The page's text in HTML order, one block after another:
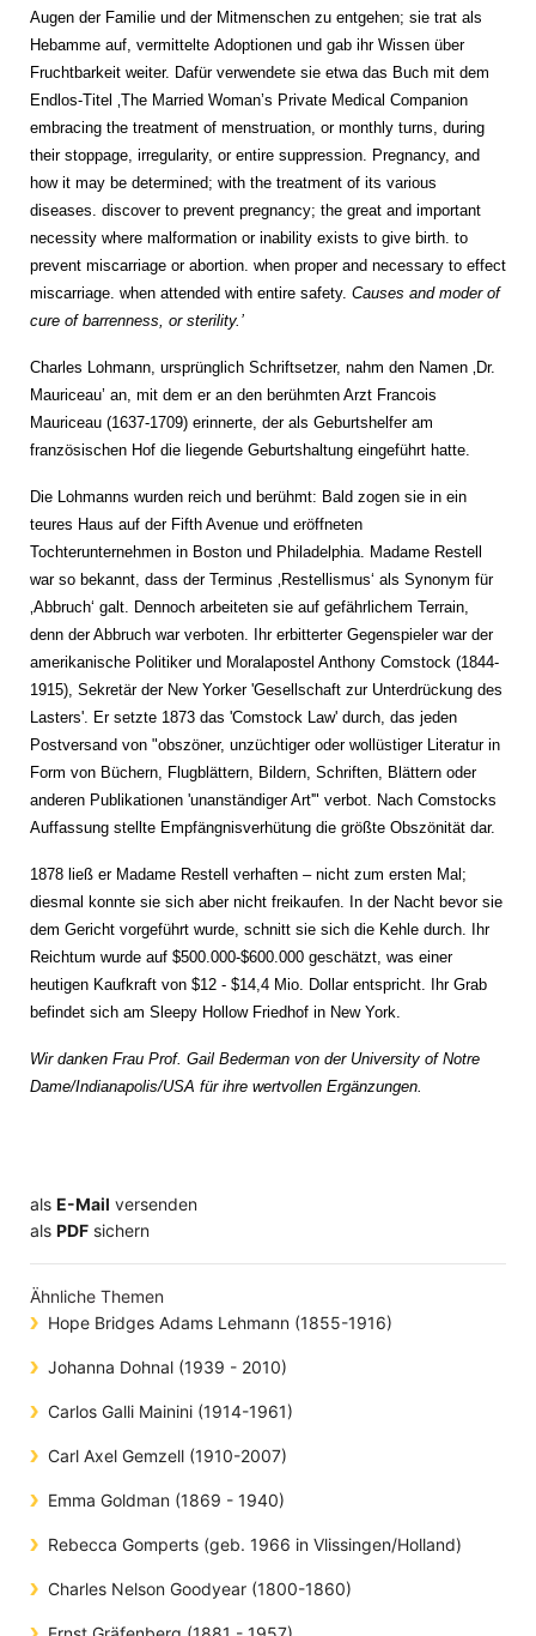
Augen der Familie und der Mitmenschen zu entgehen; sie trat als
Hebamme auf, vermittelte Adoptionen und gab ihr Wissen über
Fruchtbarkeit weiter. Dafür verwendete sie etwa das Buch mit dem
Endlos-Titel ‚The Married Woman’s Private Medical Companion
embracing the treatment of menstruation, or monthly turns, during
their stoppage, irregularity, or entire suppression. Pregnancy, and
how it may be determined; with the treatment of its various
diseases. discover to prevent pregnancy; the great and important
necessity where malformation or inability exists to give birth. to
prevent miscarriage or abortion. when proper and necessary to effect
miscarriage. when attended with entire safety. Causes and moder of
cure of barrenness, or sterility.’
Charles Lohmann, ursprünglich Schriftsetzer, nahm den Namen ‚Dr.
Mauriceau’ an, mit dem er an den berühmten Arzt Francois
Mauriceau (1637-1709) erinnerte, der als Geburtshelfer am
französischen Hof die liegende Geburtshaltung eingeführt hatte.
Die Lohmanns wurden reich und berühmt: Bald zogen sie in ein
teures Haus auf der Fifth Avenue und eröffneten
Tochterunternehmen in Boston und Philadelphia. Madame Restell
war so bekannt, dass der Terminus ‚Restellismus‘ als Synonym für
‚Abbruch‘ galt. Dennoch arbeiteten sie auf gefährlichem Terrain,
denn der Abbruch war verboten. Ihr erbitterter Gegenspieler war der
amerikanische Politiker und Moralapostel Anthony Comstock (1844-
1915), Sekretär der New Yorker 'Gesellschaft zur Unterdrückung des
Lasters'. Er setzte 1873 das 'Comstock Law' durch, das jeden
Postversand von "obszöner, unzüchtiger oder wollüstiger Literatur in
Form von Büchern, Flugblättern, Bildern, Schriften, Blättern oder
anderen Publikationen 'unanständiger Art'" verbot. Nach Comstocks
Auffassung stellte Empfängnisverhütung die größte Obszönität dar.
1878 ließ er Madame Restell verhaften – nicht zum ersten Mal;
diesmal konnte sie sich aber nicht freikaufen. In der Nacht bevor sie
dem Gericht vorgeführt wurde, schnitt sie sich die Kehle durch. Ihr
Reichtum wurde auf $500.000-$600.000 geschätzt, was einer
heutigen Kaufkraft von $12 - $14,4 Mio. Dollar entspricht. Ihr Grab
befindet sich am Sleepy Hollow Friedhof in New York.
Wir danken Frau Prof. Gail Bederman von der University of Notre
Dame/Indianapolis/USA für ihre wertvollen Ergänzungen.
als E-Mail versenden
​​​​​​​​​​​​​​​​​als PDF sichern
Ähnliche Themen
Hope Bridges Adams Lehmann (1855-1916)
Johanna Dohnal (1939 - 2010)
Carlos Galli Mainini (1914-1961)
Carl Axel Gemzell (1910-2007)
Emma Goldman (1869 - 1940)
Rebecca Gomperts (geb. 1966 in Vlissingen/Holland)
Charles Nelson Goodyear (1800-1860)